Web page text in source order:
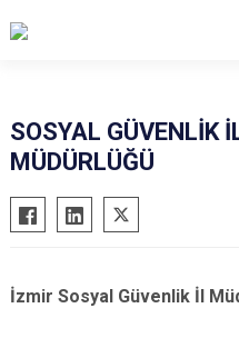
SOSYAL GÜVENLİK
MÜDÜRLÜĞÜ
İzmir Sosyal Güvenlik İl